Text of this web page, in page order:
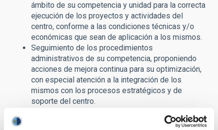
ámbito de su competencia y unidad para la correcta
ejecución de los proyectos y actividades del
centro, conforme a las condiciones técnicas y/o
económicas que sean de aplicación a los mismos.
Seguimiento de los procedimientos
administrativos de su competencia, proponiendo
acciones de mejora continua para su optimización,
con especial atención a la integración de los
mismos con los procesos estratégicos y de
soporte del centro.